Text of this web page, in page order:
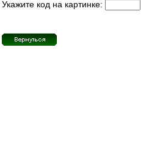
Укажите код на картинке: